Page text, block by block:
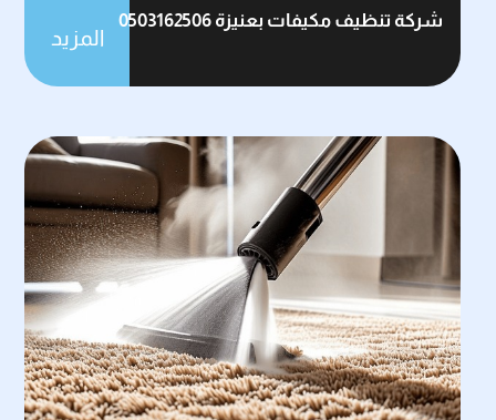
شركة تنظيف مكيفات بعنيزة 0503162506
المزيد